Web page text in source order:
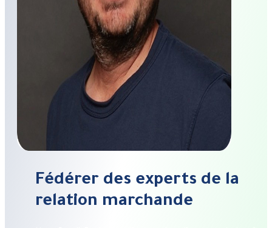
Fédérer des experts de la
relation marchande